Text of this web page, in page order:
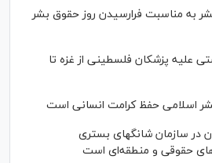
به مناسبت فرارسیدن روز حقوق بشر
علیه پزشکان فلسطینی از غزه تا
اسلامی حفظ کرامت انسانی است
در سازمان شانگهای بستری
حقوقی و منطقه‌ای است